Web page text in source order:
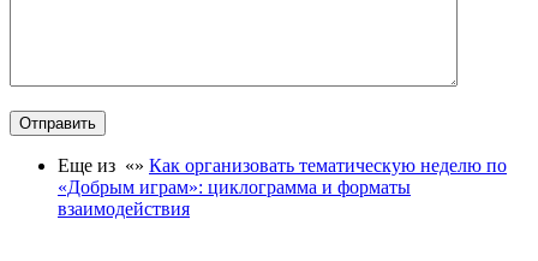
Отправить
Еще из «» Как организовать тематическую неделю по
«Добрым играм»: циклограмма и форматы
взаимодействия